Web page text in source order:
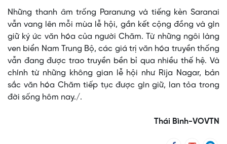
Những thanh âm trống Paranưng và tiếng kèn Saranai
vẫn vang lên mỗi mùa lễ hội, gắn kết cộng đồng và gìn
giữ ký ức văn hóa của người Chăm. Từ những ngôi làng
ven biển Nam Trung Bộ, các giá trị văn hóa truyền thống
vẫn đang được trao truyền bền bỉ qua nhiều thế hệ. Và
chính từ những không gian lễ hội như Rija Nagar, bản
sắc văn hóa Chăm tiếp tục được gìn giữ, lan tỏa trong
đời sống hôm nay./.
Thái Bình-VOVTN